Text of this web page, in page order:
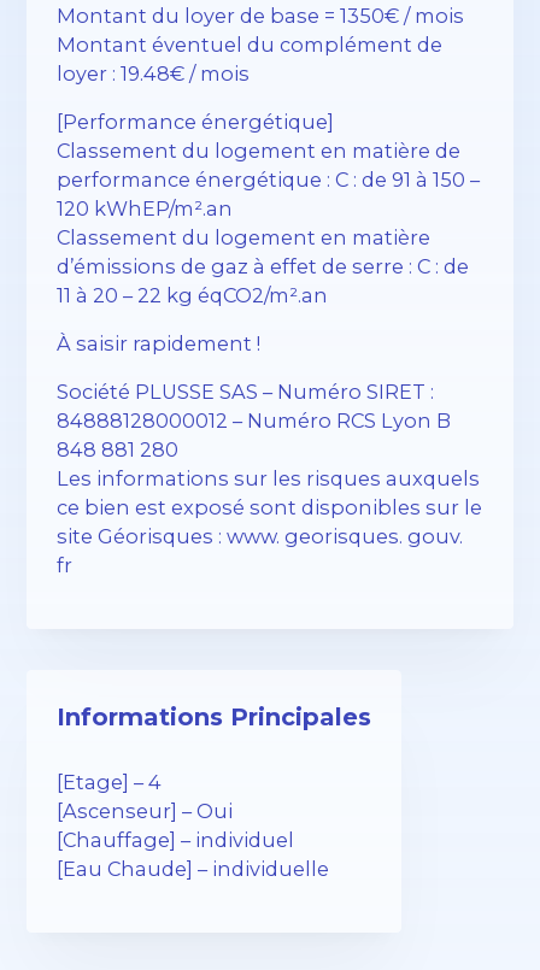
Montant du loyer de base = 1350€ / mois
Montant éventuel du complément de
loyer : 19.48€ / mois
[Performance énergétique]
Classement du logement en matière de
performance énergétique : C : de 91 à 150 –
120 kWhEP/m².an
Classement du logement en matière
d’émissions de gaz à effet de serre : C : de
11 à 20 – 22 kg éqCO2/m².an
À saisir rapidement !
Société PLUSSE SAS – ​​Numéro SIRET :
84888128000012 – Numéro RCS Lyon B
848 881 280
Les informations sur les risques auxquels
ce bien est exposé sont disponibles sur le
site Géorisques : www. georisques. gouv.
fr
Informations Principales
[Etage] – 4
[Ascenseur] – Oui
[Chauffage] – individuel
[Eau Chaude] – individuelle